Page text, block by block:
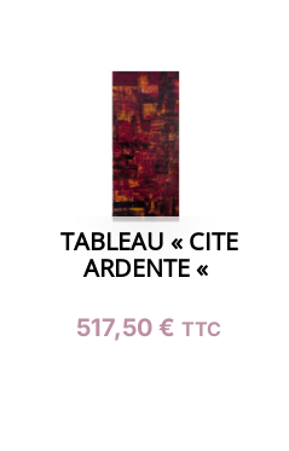
TABLEAU « CITE
ARDENTE «
517,50€ TTC